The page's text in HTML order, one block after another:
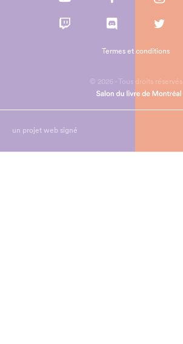
© 2026 - Tous droits réservés
Termes et conditions
un projet web signé